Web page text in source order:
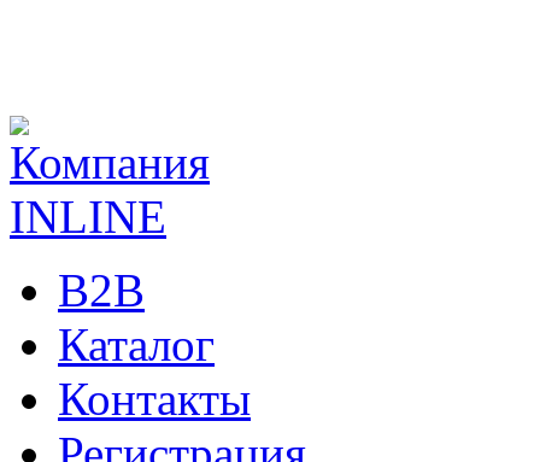
B2B
Каталог
Контакты